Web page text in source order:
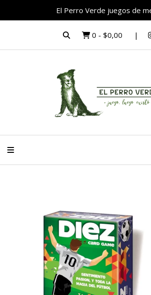
El Perro Verde juegos de
0 - $0,00